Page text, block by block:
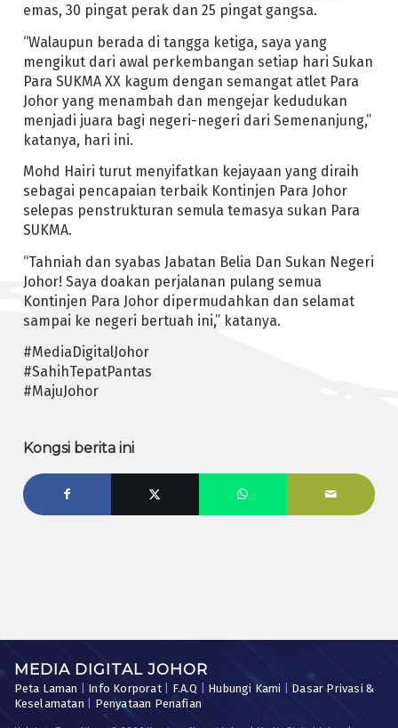
emas, 30 pingat perak dan 25 pingat gangsa.
“Walaupun berada di tangga ketiga, saya yang
mengikut dari awal perkembangan setiap hari Sukan
Para SUKMA XX kagum dengan semangat atlet Para
Johor yang menambah dan mengejar kedudukan
menjadi juara bagi negeri-negeri dari Semenanjung,”
katanya, hari ini.
Mohd Hairi turut menyifatkan kejayaan yang diraih
sebagai pencapaian terbaik Kontinjen Para Johor
selepas penstrukturan semula temasya sukan Para
SUKMA.
“Tahniah dan syabas Jabatan Belia Dan Sukan Negeri
Johor! Saya doakan perjalanan pulang semua
Kontinjen Para Johor dipermudahkan dan selamat
sampai ke negeri bertuah ini,” katanya.
#MediaDigitalJohor
#SahihTepatPantas
#MajuJohor
Kongsi berita ini
MEDIA DIGITAL JOHOR
Peta Laman Info Korporat| F.A.Q Hubungi Kami
Dasar Privasi &
Keselamatan
Penyataan Penafian